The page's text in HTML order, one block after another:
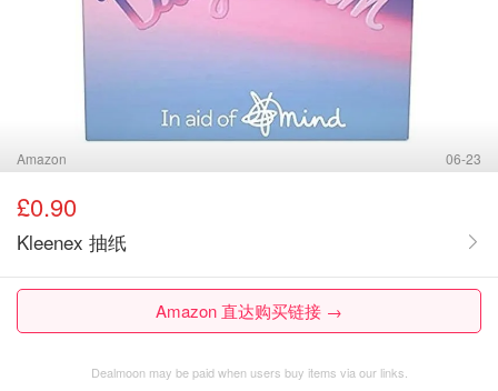
Amazon 06-23
£0.90
Kleenex 抽纸
Amazon 直达购买链接 →
Dealmoon may be paid when users buy items via our links.